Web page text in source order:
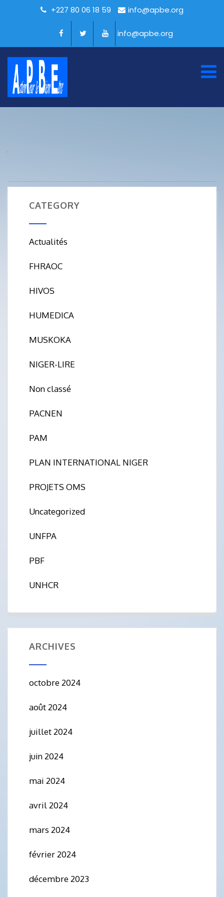
+227 80 06 18 59 info@apbe.org
info@apbe.org
CATEGORY
Actualités
FHRAOC
HIVOS
HUMEDICA
MUSKOKA
NIGER-LIRE
Non classé
PACNEN
PAM
PLAN INTERNATIONAL NIGER
PROJETS OMS
Uncategorized
UNFPA
PBF
UNHCR
ARCHIVES
octobre 2024
août 2024
juillet 2024
juin 2024
mai 2024
avril 2024
mars 2024
février 2024
décembre 2023